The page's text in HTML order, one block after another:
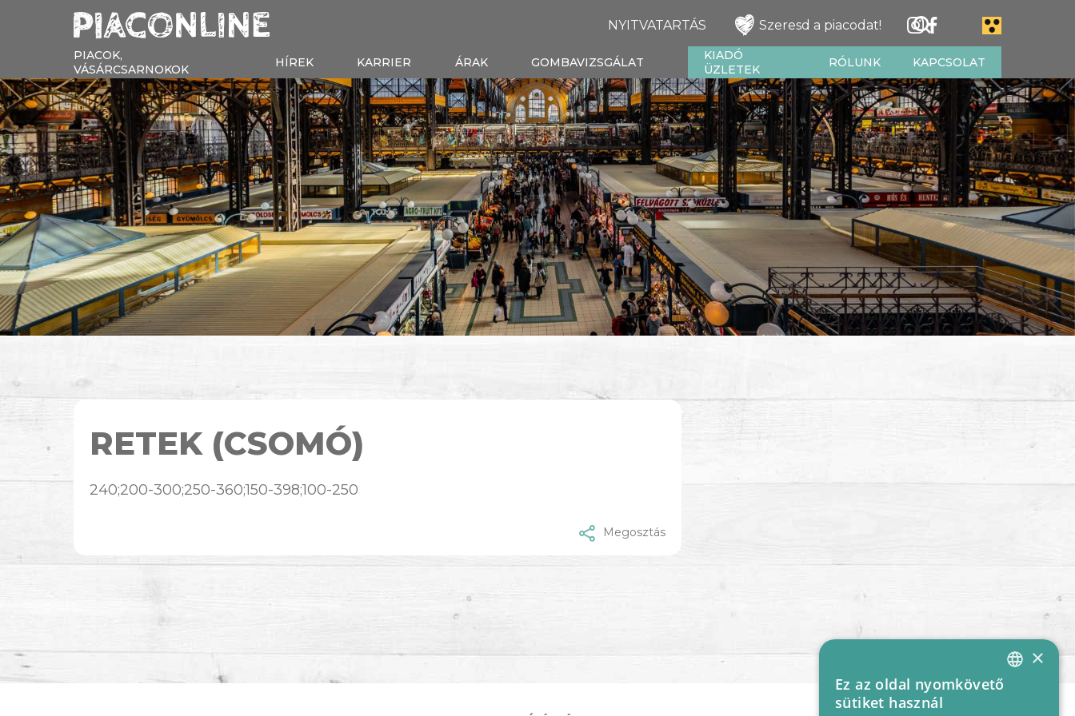
NYITVATARTÁS Szeresd a piacodat!
PIACOK,
VÁSÁRCSARNOKOK
HÍREK KARRIER ÁRAK GOMBAVIZSGÁLAT
KIADÓ
ÜZLETEK
RÓLUNK KAPCSOLAT
RETEK (CSOMÓ)
240;200-300;250-360;150-398;100-250
Megosztás
HUNGARIAN
×
Ez az oldal nyomkövető
sütiket használ